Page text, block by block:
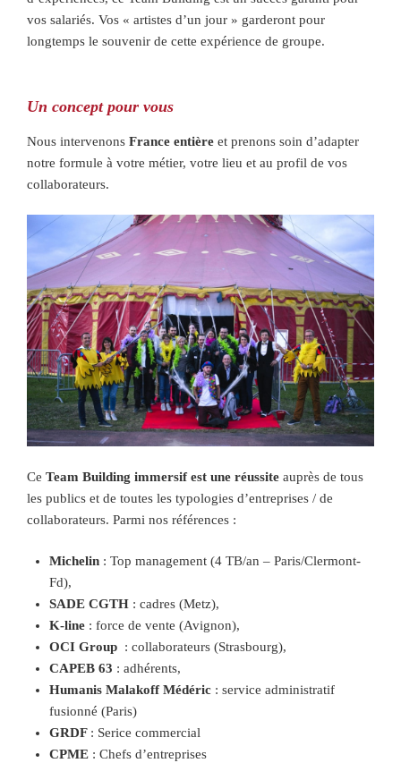
vos salariés. Vos « artistes d’un jour » garderont pour
longtemps le souvenir de cette expérience de groupe.
Un concept pour vous
Nous intervenons France entière et prenons soin d’adapter
notre formule à votre métier, votre lieu et au profil de vos
collaborateurs.
Ce Team Building immersif est une réussite auprès de tous
les publics et de toutes les typologies d’entreprises / de
collaborateurs. Parmi nos références :
Michelin : Top management (4 TB/an – Paris/Clermont-
Fd),
SADE CGTH : cadres (Metz),
K-line : force de vente (Avignon),
OCI Group : collaborateurs (Strasbourg),
CAPEB 63 : adhérents,
Humanis Malakoff Médéric : service administratif
fusionné (Paris)
GRDF : Serice commercial
CPME : Chefs d’entreprises